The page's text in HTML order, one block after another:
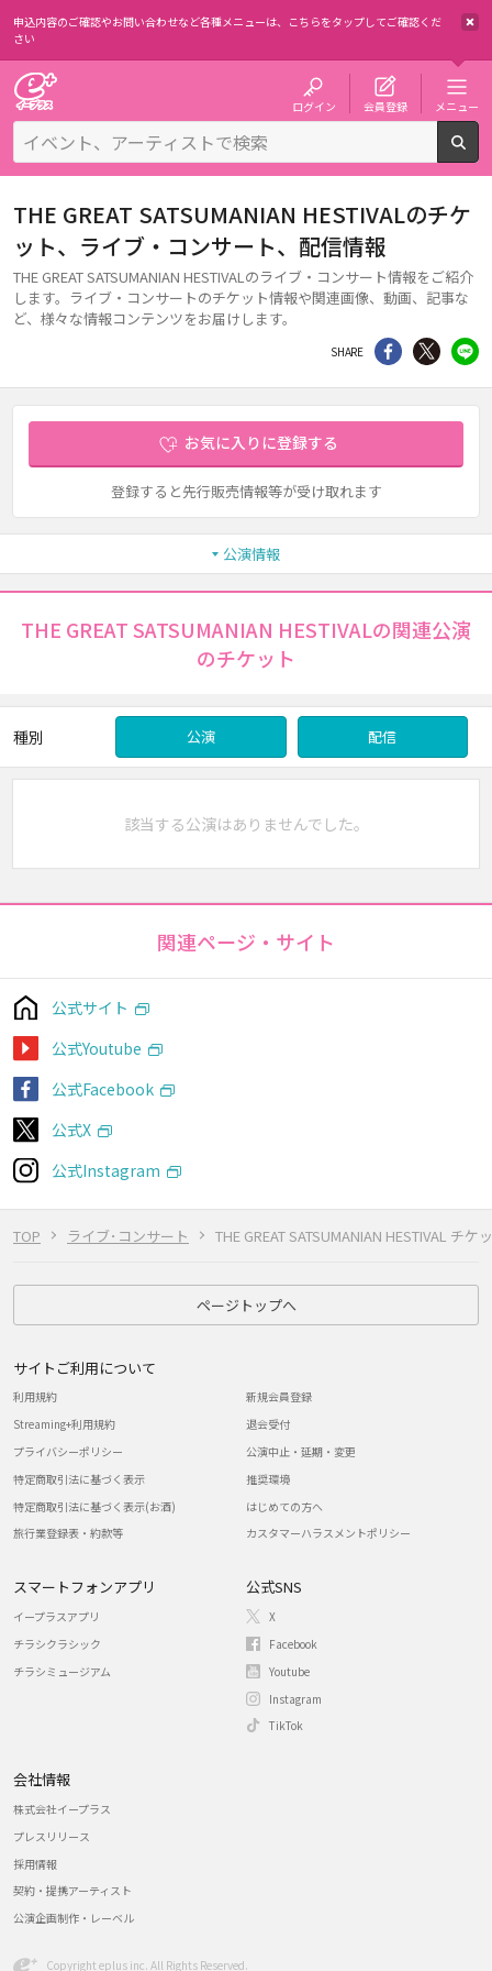
申込内容のご確認やお問い合わせなど各種メニューは、 こちらをタップしてご確認くだ
さい
ログイン 会員登録 メニュー
TOP ライブ･コンサート THE GREAT SATSUMANIAN HESTIVAL チケ
THE GREAT SATSUMANIAN HESTIVALのチケ
ット、ライブ・コンサート、配信情報
THE GREAT SATSUMANIAN HESTIVALのライブ・コンサート情報をご紹介
します。ライブ・コンサートのチケット情報や関連画像、動画、記事な
ど、様々な情報コンテンツをお届けします。
SHARE シェア Twitter
お気に入りに登録する
登録すると先行販売情報等が受け取れます
公演情報
THE GREAT SATSUMANIAN HESTIVALの関連公演
のチケット
種別 公演 配信
該当する公演はありませんでした。
関連ページ・サイト
公式サイト
公式Youtube
公式Facebook
公式X
公式Instagram
ページトップへ
サイトご利用について
利用規約
Streaming+利用規約
プライバシーポリシー
特定商取引法に基づく表示
特定商取引法に基づく表示(お酒)
旅行業登録表・約款等
新規会員登録
退会受付
公演中止・延期・変更
推奨環境
はじめての方へ
カスタマーハラスメントポリシー
スマートフォンアプリ
イープラスアプリ
チラシクラシック
チラシミュージアム
公式SNS
X
Facebook
Youtube
Instagram
TikTok
会社情報
株式会社イープラス
プレスリリース
採用情報
契約・提携アーティスト
公演企画制作・レーベル
Copyright eplus inc. All Rights Reserved.